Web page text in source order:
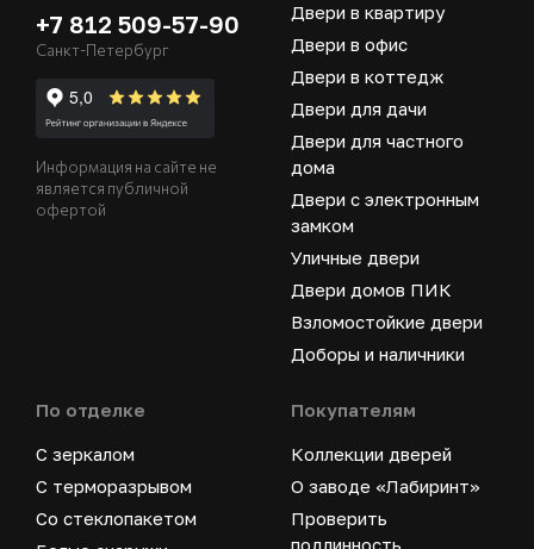
+7 812 509-57-90
Санкт-Петербург
Информация на сайте не
является публичной
офертой
Двери в квартиру
Двери в офис
Двери в коттедж
Двери для дачи
Двери для частного
дома
Двери с электронным
замком
Уличные двери
Двери домов ПИК
Взломостойкие двери
Доборы и наличники
По отделке
С зеркалом
С терморазрывом
Со стеклопакетом
Покупателям
Коллекции дверей
О заводе «Лабиринт»
Проверить
подлинность